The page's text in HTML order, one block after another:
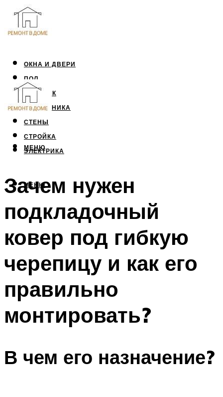
ОКНА И ДВЕРИ
ПОЛ
ПОТОЛОК
САНТЕХНИКА
СТЕНЫ
СТРОЙКА
ЭЛЕКТРИКА
МЕНЮ
МЕНЮ
Зачем нужен
подкладочный
ковер под гибкую
черепицу и как его
правильно
монтировать?
В чем его назначение?